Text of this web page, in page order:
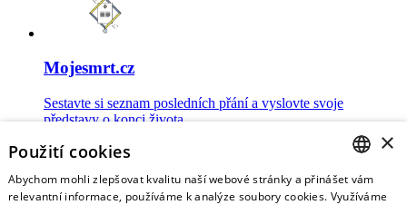
Mojesmrt.cz
Sestavte si seznam posledních přání a vyslovte svoje
představy o konci života
CZECH
×
Použití cookies
Abychom mohli zlepšovat kvalitu naší webové stránky a přinášet vám
relevantní informace, používáme k analýze soubory cookies. Využíváme